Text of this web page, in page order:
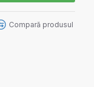
Compară produsul